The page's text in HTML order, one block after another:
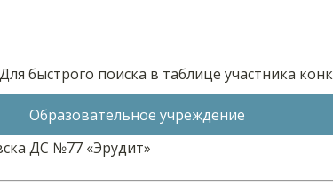
Для быстрого поиска в таблице участника
Образовательное учреждение
ДС №77 «Эрудит»